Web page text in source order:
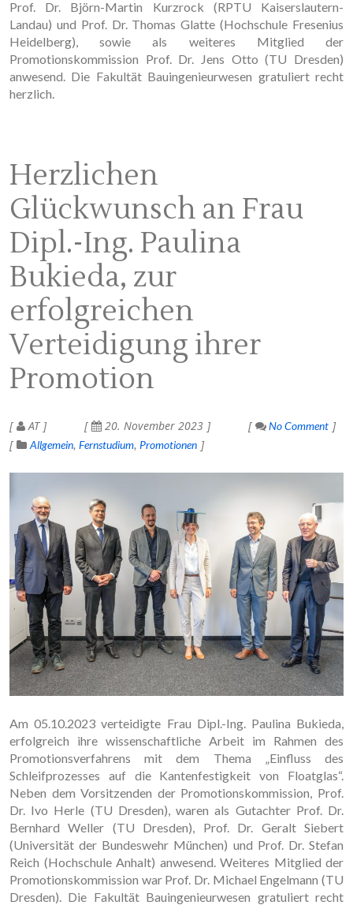
Prof. Dr. Björn-Martin Kurzrock (RPTU Kaiserslautern-
Landau) und Prof. Dr. Thomas Glatte (Hochschule Fresenius
Heidelberg), sowie als weiteres Mitglied der
Promotionskommission Prof. Dr. Jens Otto (TU Dresden)
anwesend. Die Fakultät Bauingenieurwesen gratuliert recht
herzlich.
Herzlichen
Glückwunsch an Frau
Dipl.-Ing. Paulina
Bukieda, zur
erfolgreichen
Verteidigung ihrer
Promotion
AT 20. November 2023
No Comment
Allgemein Fernstudium Promotionen
Am 05.10.2023 verteidigte Frau Dipl.-Ing. Paulina Bukieda,
erfolgreich ihre wissenschaftliche Arbeit im Rahmen des
Promotionsverfahrens mit dem Thema „Einfluss des
Schleifprozesses auf die Kantenfestigkeit von Floatglas“.
Neben dem Vorsitzenden der Promotionskommission, Prof.
Dr. Ivo Herle (TU Dresden), waren als Gutachter Prof. Dr.
Bernhard Weller (TU Dresden), Prof. Dr. Geralt Siebert
(Universität der Bundeswehr München) und Prof. Dr. Stefan
Reich (Hochschule Anhalt) anwesend. Weiteres Mitglied der
Promotionskommission war Prof. Dr. Michael Engelmann (TU
Dresden). Die Fakultät Bauingenieurwesen gratuliert recht